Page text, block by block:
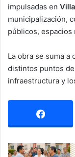
impulsadas en
municipalización,
públicos,
La obra se suma
distintos puntos
infraestructura y